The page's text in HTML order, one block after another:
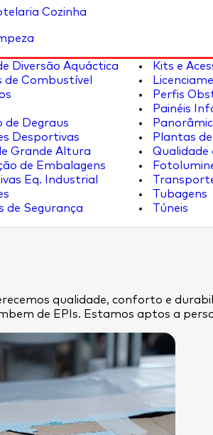
Cozinha
Diversão Aquáctica
de Combustível
de Degraus
Desportivas
Grande Altura
de Embalagens
Eq. Industrial
de Segurança
Kits e
Perfis
Painéis
Plantas
Qualidade
Tubagens
Túneis
qualidade, conforto e
de EPIs. Estamos aptos a